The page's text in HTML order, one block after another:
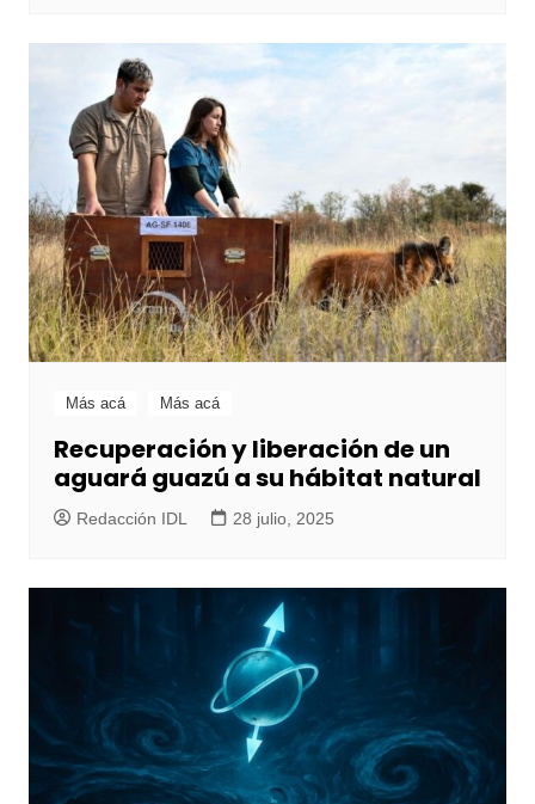
Más acá Más acá
Recuperación y liberación de un
aguará guazú a su hábitat natural
Redacción IDL 28 julio, 2025